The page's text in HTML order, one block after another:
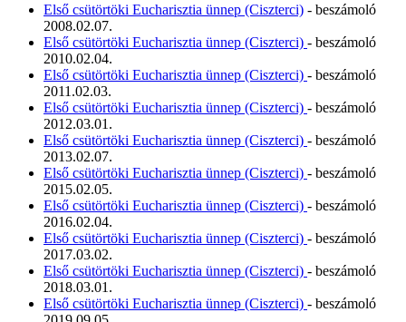
Első csütörtöki Eucharisztia ünnep (Ciszterci) - beszámoló
2008.02.07.
Első csütörtöki Eucharisztia ünnep (Ciszterci) - beszámoló
2010.02.04.
Első csütörtöki Eucharisztia ünnep (Ciszterci) - beszámoló
2011.02.03.
Első csütörtöki Eucharisztia ünnep (Ciszterci) - beszámoló
2012.03.01.
Első csütörtöki Eucharisztia ünnep (Ciszterci) - beszámoló
2013.02.07.
Első csütörtöki Eucharisztia ünnep (Ciszterci) - beszámoló
2015.02.05.
Első csütörtöki Eucharisztia ünnep (Ciszterci) - beszámoló
2016.02.04.
Első csütörtöki Eucharisztia ünnep (Ciszterci) - beszámoló
2017.03.02.
Első csütörtöki Eucharisztia ünnep (Ciszterci) - beszámoló
2018.03.01.
Első csütörtöki Eucharisztia ünnep (Ciszterci) - beszámoló